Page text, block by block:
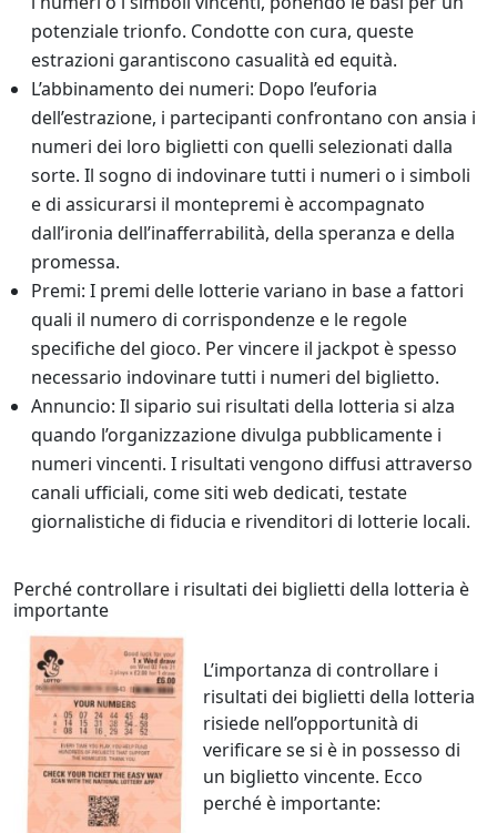
potenziale trionfo. Condotte con cura, queste
estrazioni garantiscono casualità ed equità.
L’abbinamento dei numeri: Dopo l’euforia
dell’estrazione, i partecipanti confrontano con ansia i
numeri dei loro biglietti con quelli selezionati dalla
sorte. Il sogno di indovinare tutti i numeri o i simboli
e di assicurarsi il montepremi è accompagnato
dall’ironia dell’inafferrabilità, della speranza e della
promessa.
Premi: I premi delle lotterie variano in base a fattori
quali il numero di corrispondenze e le regole
specifiche del gioco. Per vincere il jackpot è spesso
necessario indovinare tutti i numeri del biglietto.
Annuncio: Il sipario sui risultati della lotteria si alza
quando l’organizzazione divulga pubblicamente i
numeri vincenti. I risultati vengono diffusi attraverso
canali ufficiali, come siti web dedicati, testate
giornalistiche di fiducia e rivenditori di lotterie locali.
Perché controllare i risultati dei biglietti della lotteria è
importante
L’importanza di controllare i
risultati dei biglietti della lotteria
risiede nell’opportunità di
verificare se si è in possesso di
un biglietto vincente. Ecco
perché è importante: